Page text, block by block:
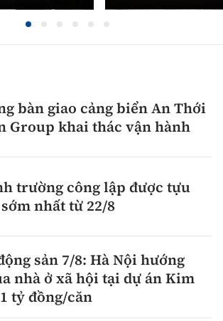
bàn giao cảng biển An Thới
Group khai thác vận hành
trường công lập được tựu
nhất từ 22/8
sản 7/8: Hà Nội hướng
nhà ở xã hội tại dự án Kim
tỷ đồng/căn